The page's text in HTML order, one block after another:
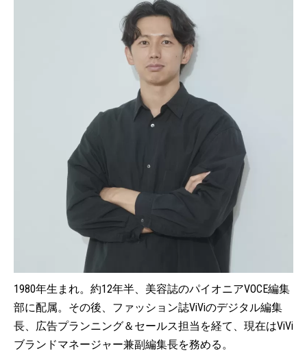
1980年生まれ。約12年半、美容誌のパイオニアVOCE編集
部に配属。その後、ファッション誌ViViのデジタル編集
長、広告プランニング＆セールス担当を経て、現在はViVi
ブランドマネージャー兼副編集長を務める。